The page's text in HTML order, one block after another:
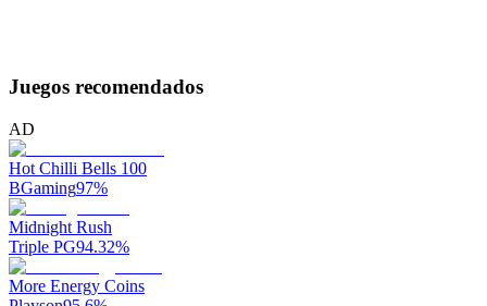
Juegos recomendados
AD
Hot Chilli Bells 100
BGaming97%
Midnight Rush
Triple PG94.32%
More Energy Coins